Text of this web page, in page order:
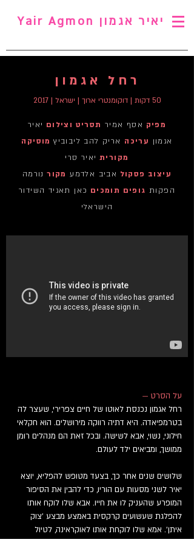
יאיר אגמון Yair Agmon
רחל אגמון
50 דקות | דוקומנטרי ארוך | ישראל | 2017
מפיק אסף אמיר תסריט וצילום יאיר
אגמון עריכה אריק להב ליבוביץ מוסיקה
מקורית יאיר סרי
עיצוב פסקול אביב אלדמע מקור נורמה
הפקות גופים תומכים כאן תאגיד השידור
הישראלי
על הסרט —
רחל אגמון נכנסת לאוטו של חיים צפרירי, שעצר לה
בטרמפיאדה. היא דתיה רווקה מירושלים. הוא חקלאי
חילוני, נשוי, אבא לשישה. ובכל זאת הם מנהלים רומן
ממושך, ומביאים ילד לעולם.
שלושים שנים אחר כך, בצעד מטופש להפליא, יוצא
יאיר לשני מסעות עם הוריו, כדי להבין את הסיפור
המופרע שהעניק לו את חייו. אבא שלו לוקח אותו
להפלגת שעשועים קרקסית באמצע מבצע 'צוק
איתן'. אמא שלו לוקחת אותו לאוקראינה, לטיול